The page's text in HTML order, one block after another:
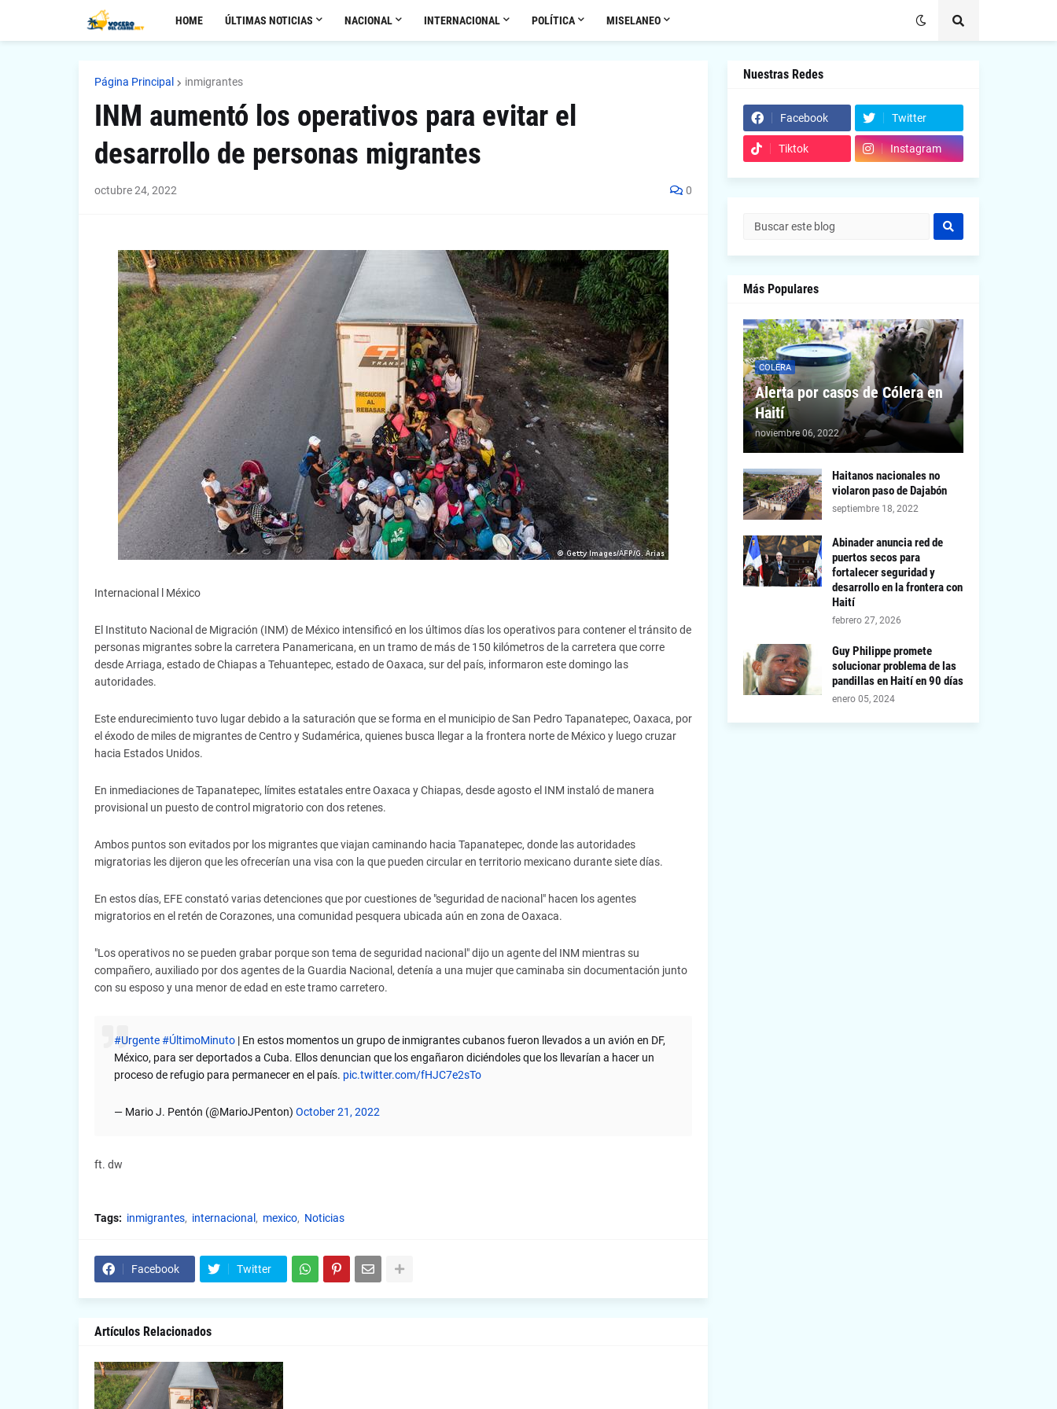
HOME ÚLTIMAS NOTICIAS NACIONAL INTERNACIONAL POLÍTICA MISELANEO
Página Principal inmigrantes
INM aumentó los operativos para evitar el
desarrollo de personas migrantes
octubre 24, 2022 0
Internacional l México
El Instituto Nacional de Migración (INM) de México intensificó en los últimos días los operativos para contener el tránsito de
personas migrantes sobre la carretera Panamericana, en un tramo de más de 150 kilómetros de la carretera que corre
desde Arriaga, estado de Chiapas a Tehuantepec, estado de Oaxaca, sur del país, informaron este domingo las
autoridades.
Este endurecimiento tuvo lugar debido a la saturación que se forma en el municipio de San Pedro Tapanatepec, Oaxaca, por
el éxodo de miles de migrantes de Centro y Sudamérica, quienes busca llegar a la frontera norte de México y luego cruzar
hacia Estados Unidos.
En inmediaciones de Tapanatepec, límites estatales entre Oaxaca y Chiapas, desde agosto el INM instaló de manera
provisional un puesto de control migratorio con dos retenes.
Ambos puntos son evitados por los migrantes que viajan caminando hacia Tapanatepec, donde las autoridades
migratorias les dijeron que les ofrecerían una visa con la que pueden circular en territorio mexicano durante siete días.
En estos días, EFE constató varias detenciones que por cuestiones de "seguridad de nacional" hacen los agentes
migratorios en el retén de Corazones, una comunidad pesquera ubicada aún en zona de Oaxaca.
"Los operativos no se pueden grabar porque son tema de seguridad nacional" dijo un agente del INM mientras su
compañero, auxiliado por dos agentes de la Guardia Nacional, detenía a una mujer que caminaba sin documentación junto
con su esposo y una menor de edad en este tramo carretero.
#Urgente #ÚltimoMinuto| En estos momentos un grupo de inmigrantes cubanos fueron llevados a un avión en DF,
México, para ser deportados a Cuba. Ellos denuncian que los engañaron diciéndoles que los llevarían a hacer un
proceso de refugio para permanecer en el país. pic.twitter.com/fHJC7e2sTo
— Mario J. Pentón (@MarioJPenton) October 21, 2022
ft. dw
Tags: inmigrantes internacional mexico Noticias
Facebook Twitter
Artículos Relacionados
Nuestras Redes
Facebook Twitter
Tiktok Instagram
Más Populares
COLERA
Alerta por casos de Cólera en
Haití
noviembre 06, 2022
Haitanos nacionales no
violaron paso de Dajabón
septiembre 18, 2022
Abinader anuncia red de
puertos secos para
fortalecer seguridad y
desarrollo en la frontera con
Haití
febrero 27, 2026
Guy Philippe promete
solucionar problema de las
pandillas en Haití en 90 días
enero 05, 2024